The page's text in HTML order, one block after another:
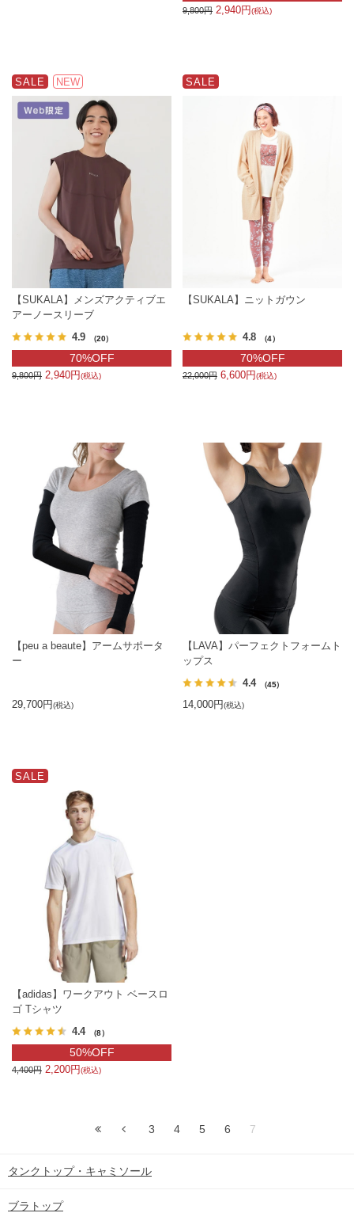
9,800円 2,940円(税込)
SALE NEW
【SUKALA】メンズアクティブエ
アーノースリーブ
4.9 （20）
70%OFF
9,800円 2,940円(税込)
SALE
【SUKALA】ニットガウン
4.8 （4）
70%OFF
22,000円 6,600円(税込)
【peu a beaute】アームサポータ
ー
29,700円(税込)
【LAVA】パーフェクトフォームト
ップス
4.4 （45）
14,000円(税込)
SALE
【adidas】ワークアウト ベースロ
ゴ Tシャツ
4.4 （8）
50%OFF
4,400円 2,200円(税込)
3 4 5 6 7
タンクトップ・キャミソール
ブラトップ